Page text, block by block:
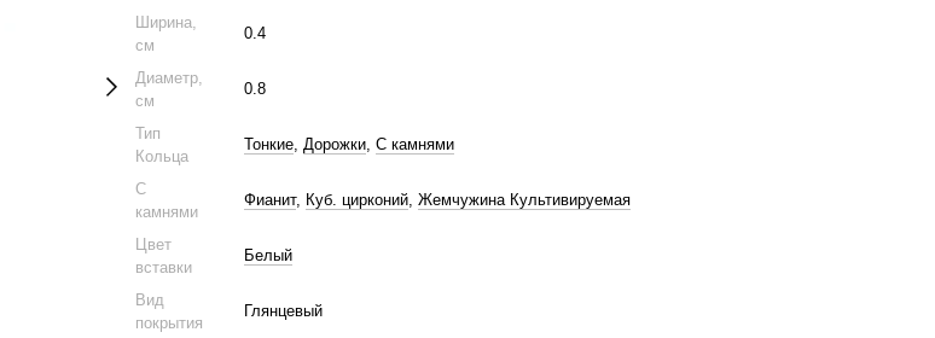
Ширина,
см
0.4
Диаметр,
см
0.8
Тип
Кольца
Тонкие, Дорожки, С камнями
С
камнями
Фианит, Куб. цирконий, Жемчужина Культивируемая
Цвет
вставки
Белый
Вид
покрытия
Глянцевый